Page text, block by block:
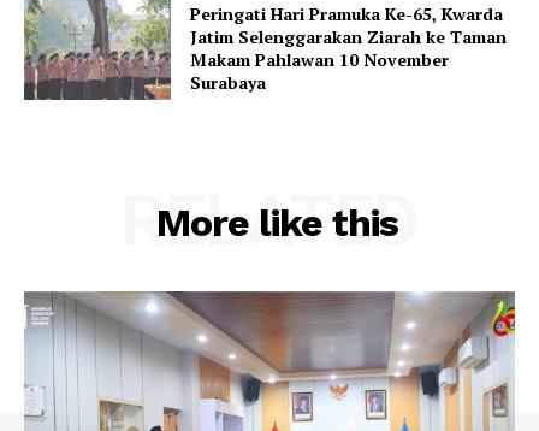
Peringati Hari Pramuka Ke-65, Kwarda
Jatim Selenggarakan Ziarah ke Taman
Makam Pahlawan 10 November
Surabaya
More like this
RELATED